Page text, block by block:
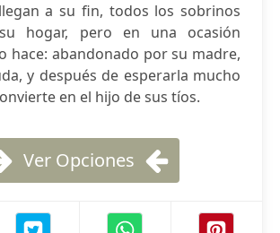
a su fin, todos los sobrinos
hogar, pero en una ocasión
hace: abandonado por su madre,
y después de esperarla mucho
en el hijo de sus tíos.
Ver Opciones